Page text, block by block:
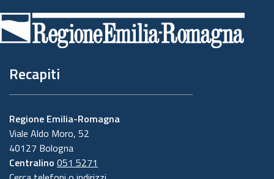
di
pagina
Recapiti
Regione Emilia-Romagna
Viale Aldo Moro, 52
40127 Bologna
Centralino 051 5271